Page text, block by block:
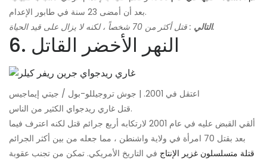
بعد أن أمضى 23 سنة في طابور الإعدام.
التالي: قتل أكثر من 70 شخصاً ، لكنه لا يزال على قيد الحياة.
6. النهر الأخضر القاتل
اعتقل في 2001. | جوش تروجيللو-بول / جيتي إيماجيس
قتل غاري ريدجواي الكثير من الناس.
ألقي القبض عليه في عام 2001 لارتكابه أربع جرائم قتل لكنه اعترف فيما
بعد بقتل 70 امرأة في ولاية واشنطن ، مما جعله من بين أكثر الجرائم
قتلة متسلسلون غزير الإنتاج في التاريخ الأمريكي. تمكن من تجنب عقوبة